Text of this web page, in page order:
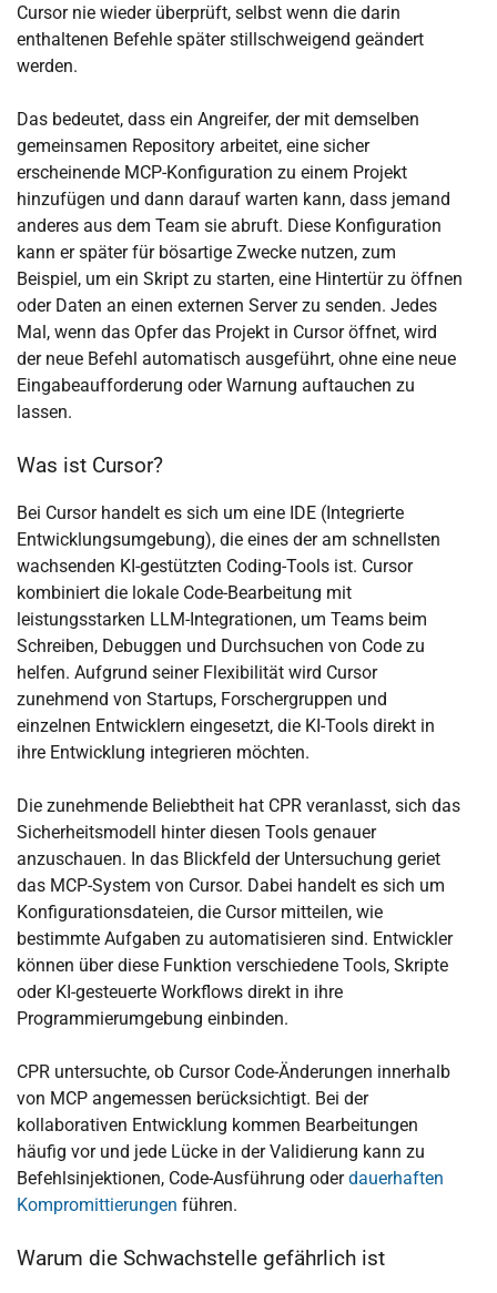
Cursor nie wieder überprüft, selbst wenn die darin
enthaltenen Befehle später stillschweigend geändert
werden.
Das bedeutet, dass ein Angreifer, der mit demselben
gemeinsamen Repository arbeitet, eine sicher
erscheinende MCP-Konfiguration zu einem Projekt
hinzufügen und dann darauf warten kann, dass jemand
anderes aus dem Team sie abruft. Diese Konfiguration
kann er später für bösartige Zwecke nutzen, zum
Beispiel, um ein Skript zu starten, eine Hintertür zu öffnen
oder Daten an einen externen Server zu senden. Jedes
Mal, wenn das Opfer das Projekt in Cursor öffnet, wird
der neue Befehl automatisch ausgeführt, ohne eine neue
Eingabeaufforderung oder Warnung auftauchen zu
lassen.
Was ist Cursor?
Bei Cursor handelt es sich um eine IDE (Integrierte
Entwicklungsumgebung), die eines der am schnellsten
wachsenden KI-gestützten Coding-Tools ist. Cursor
kombiniert die lokale Code-Bearbeitung mit
leistungsstarken LLM-Integrationen, um Teams beim
Schreiben, Debuggen und Durchsuchen von Code zu
helfen. Aufgrund seiner Flexibilität wird Cursor
zunehmend von Startups, Forschergruppen und
einzelnen Entwicklern eingesetzt, die KI-Tools direkt in
ihre Entwicklung integrieren möchten.
Die zunehmende Beliebtheit hat CPR veranlasst, sich das
Sicherheitsmodell hinter diesen Tools genauer
anzuschauen. In das Blickfeld der Untersuchung geriet
das MCP-System von Cursor. Dabei handelt es sich um
Konfigurationsdateien, die Cursor mitteilen, wie
bestimmte Aufgaben zu automatisieren sind. Entwickler
können über diese Funktion verschiedene Tools, Skripte
oder KI-gesteuerte Workflows direkt in ihre
Programmierumgebung einbinden.
CPR untersuchte, ob Cursor Code-Änderungen innerhalb
von MCP angemessen berücksichtigt. Bei der
kollaborativen Entwicklung kommen Bearbeitungen
häufig vor und jede Lücke in der Validierung kann zu
Befehlsinjektionen, Code-Ausführung oderdauerhaften
Kompromittierungen führen.
Warum die Schwachstelle gefährlich ist